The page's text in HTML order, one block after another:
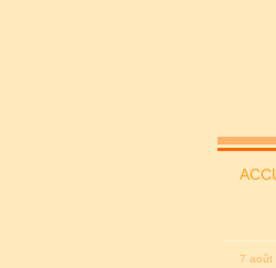
7 août